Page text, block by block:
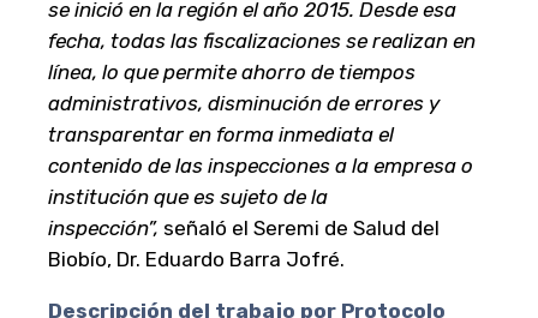
se inició en la región el año 2015. Desde esa
fecha, todas las fiscalizaciones se realizan en
línea, lo que permite ahorro de tiempos
administrativos, disminución de errores y
transparentar en forma inmediata el
contenido de las inspecciones a la empresa o
institución que es sujeto de la
inspección”, señaló el Seremi de Salud del
Biobío, Dr. Eduardo Barra Jofré.
Descripción del trabajo por Protocolo